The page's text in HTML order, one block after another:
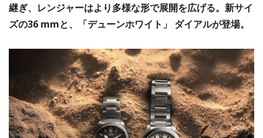
継ぎ、レンジャーはより多様な形で展開を広げる。新サイ
ズの36 mmと、「デューンホワイト」 ダイアルが登場。